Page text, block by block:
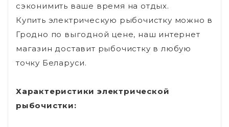
сэконимить ваше время на отдых.
Купить электрическую рыбочистку можно в
Гродно по выгодной цене, наш интернет
магазин доставит рыбочистку в любую
точку Беларуси.
Характеристики электрической
рыбочистки: